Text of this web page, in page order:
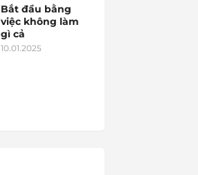
Bắt đầu bằng
việc không làm
gì cả
10.01.2025